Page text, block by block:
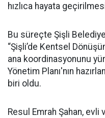
hızlıca hayata
Bu süreçte Şişli Belediye
“Şişli’de Kentsel
ana koordinasyonunu
Yönetim Planı'nın
biri oldu.
Resul Emrah Şahan, evli